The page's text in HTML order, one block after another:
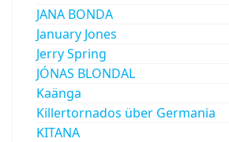
JANA BONDA
January Jones
Jerry Spring
JÓNAS BLONDAL
Kaänga
Killertornados über Germania
KITANA